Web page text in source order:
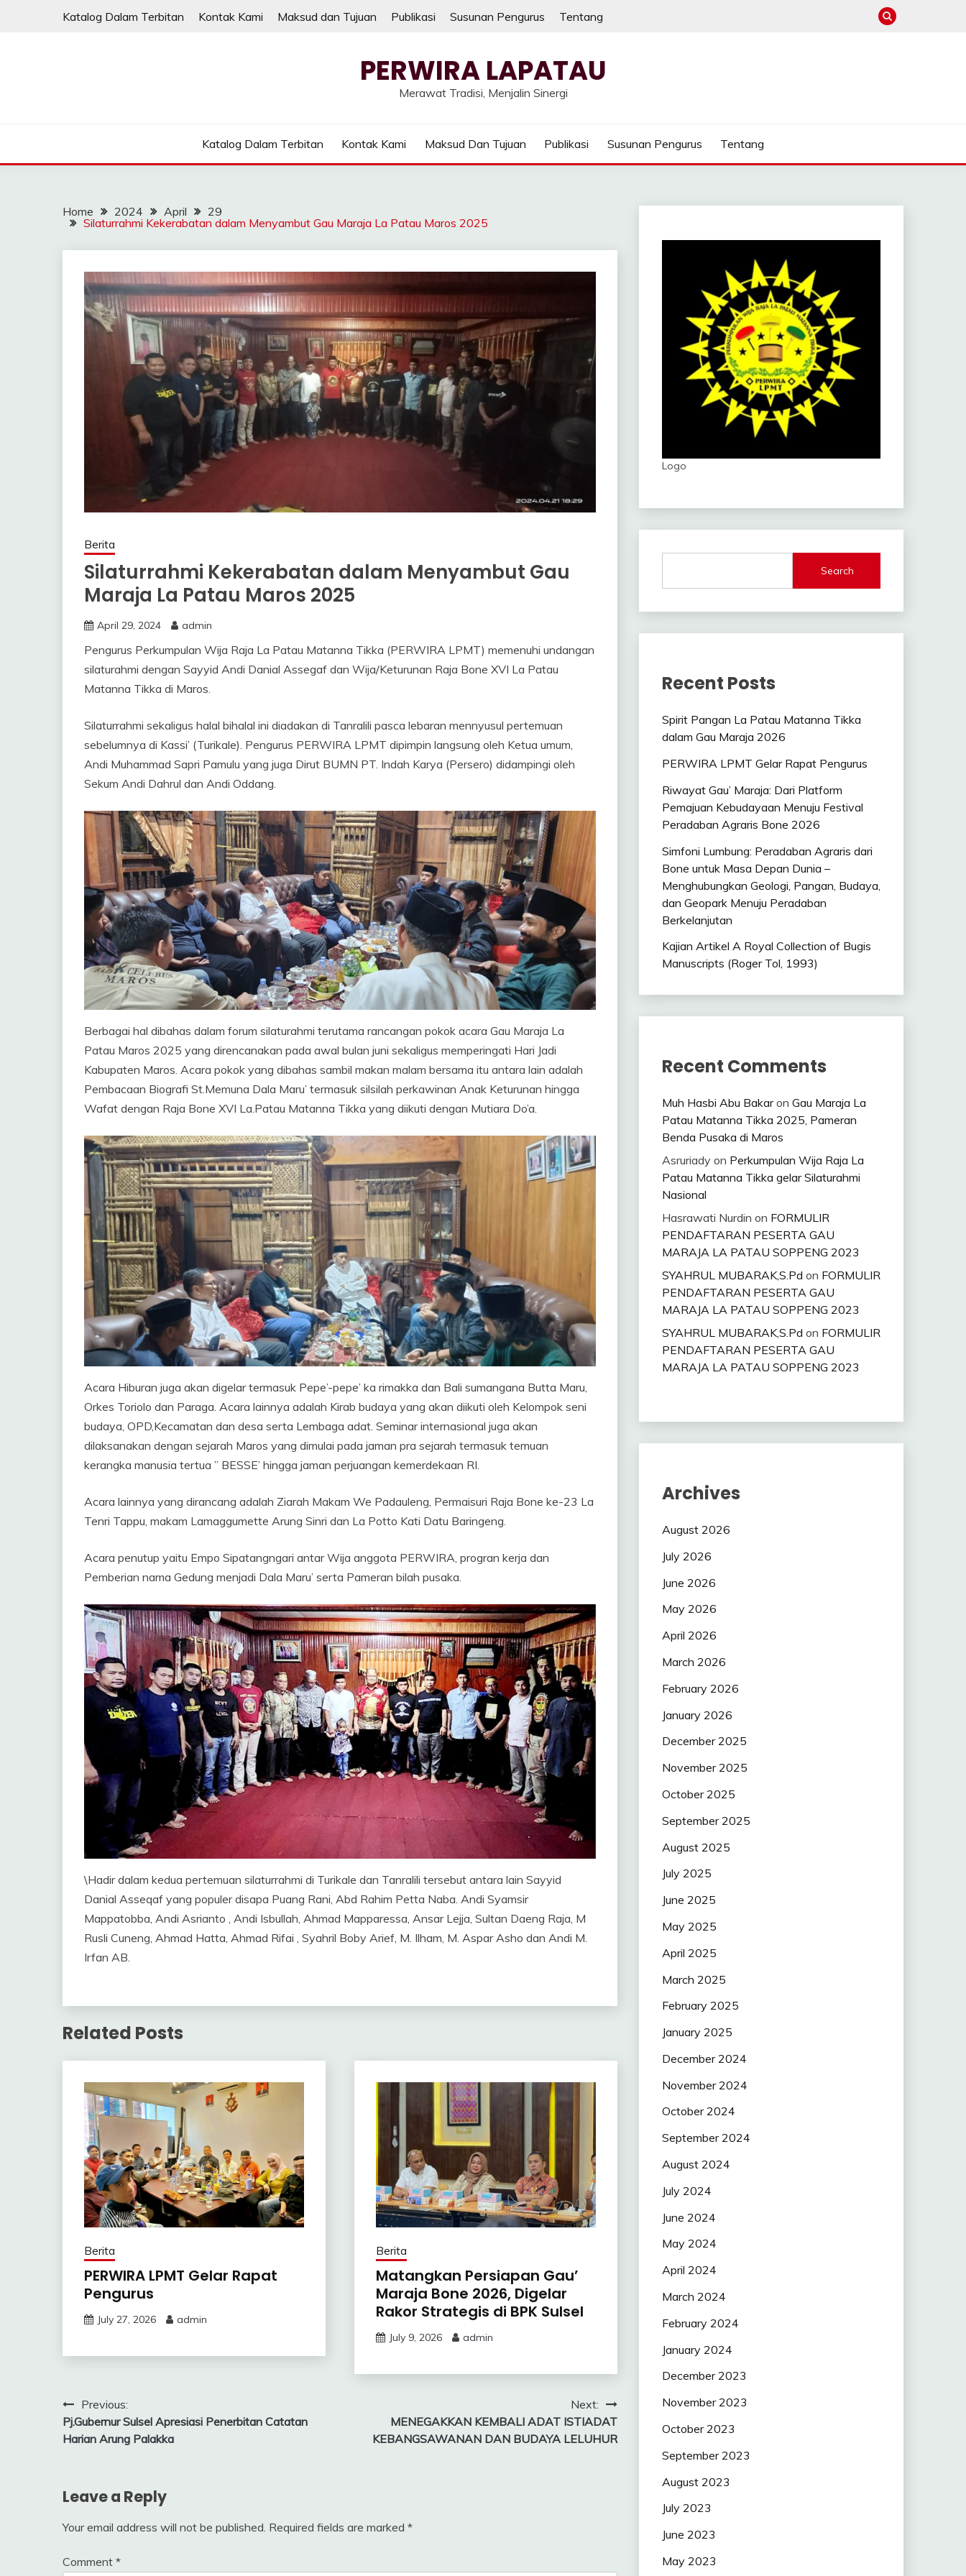
Katalog Dalam Terbitan Kontak Kami Maksud dan Tujuan Publikasi Susunan Pengurus Tentang
PERWIRA LAPATAU
Merawat Tradisi, Menjalin Sinergi
Katalog Dalam Terbitan Kontak Kami Maksud Dan Tujuan Publikasi Susunan Pengurus Tentang
Home 2024 April
29
Silaturrahmi Kekerabatan dalam Menyambut Gau Maraja La Patau Maros 2025
Berita
Silaturrahmi Kekerabatan dalam Menyambut Gau
Maraja La Patau Maros 2025
April 29, 2024 admin
Pengurus Perkumpulan Wija Raja La Patau Matanna Tikka (PERWIRA LPMT) memenuhi undangan
silaturahmi dengan Sayyid Andi Danial Assegaf dan Wija/Keturunan Raja Bone XVI La Patau
Matanna Tikka di Maros.
Silaturrahmi sekaligus halal bihalal ini diadakan di Tanralili pasca lebaran mennyusul pertemuan
sebelumnya di Kassi’ (Turikale). Pengurus PERWIRA LPMT dipimpin langsung oleh Ketua umum,
Andi Muhammad Sapri Pamulu yang juga Dirut BUMN PT. Indah Karya (Persero) didampingi oleh
Sekum Andi Dahrul dan Andi Oddang.
Berbagai hal dibahas dalam forum silaturahmi terutama rancangan pokok acara Gau Maraja La
Patau Maros 2025 yang direncanakan pada awal bulan juni sekaligus memperingati Hari Jadi
Kabupaten Maros. Acara pokok yang dibahas sambil makan malam bersama itu antara lain adalah
Pembacaan Biografi St.Memuna Dala Maru’ termasuk silsilah perkawinan Anak Keturunan hingga
Wafat dengan Raja Bone XVI La.Patau Matanna Tikka yang diikuti dengan Mutiara Do’a.
Acara Hiburan juga akan digelar termasuk Pepe’-pepe’ ka rimakka dan Bali sumangana Butta Maru,
Orkes Toriolo dan Paraga. Acara lainnya adalah Kirab budaya yang akan diikuti oleh Kelompok seni
budaya, OPD,Kecamatan dan desa serta Lembaga adat. Seminar internasional juga akan
dilaksanakan dengan sejarah Maros yang dimulai pada jaman pra sejarah termasuk temuan
kerangka manusia tertua ” BESSE’ hingga jaman perjuangan kemerdekaan RI.
Acara lainnya yang dirancang adalah Ziarah Makam We Padauleng, Permaisuri Raja Bone ke-23 La
Tenri Tappu, makam Lamaggumette Arung Sinri dan La Potto Kati Datu Baringeng.
Acara penutup yaitu Empo Sipatangngari antar Wija anggota PERWIRA, progran kerja dan
Pemberian nama Gedung menjadi Dala Maru’ serta Pameran bilah pusaka.
\Hadir dalam kedua pertemuan silaturrahmi di Turikale dan Tanralili tersebut antara lain Sayyid
Danial Asseqaf yang populer disapa Puang Rani, Abd Rahim Petta Naba. Andi Syamsir
Mappatobba, Andi Asrianto , Andi Isbullah, Ahmad Mapparessa, Ansar Lejja, Sultan Daeng Raja, M
Rusli Cuneng, Ahmad Hatta, Ahmad Rifai , Syahril Boby Arief, M. Ilham, M. Aspar Asho dan Andi M.
Irfan AB.
Related Posts
Berita
PERWIRA LPMT Gelar Rapat
Pengurus
July 27, 2026 admin
Berita
Matangkan Persiapan Gau’
Maraja Bone 2026, Digelar
Rakor Strategis di BPK Sulsel
July 9, 2026 admin
Post
navigation
Previous:
Pj.Gubernur Sulsel Apresiasi Penerbitan Catatan
Harian Arung Palakka
Next:
MENEGAKKAN KEMBALI ADAT ISTIADAT
KEBANGSAWANAN DAN BUDAYA LELUHUR
Leave a Reply
Your email address will not be published. Required fields are marked *
Comment *
Logo
Search
Recent Posts
Spirit Pangan La Patau Matanna Tikka
dalam Gau Maraja 2026
PERWIRA LPMT Gelar Rapat Pengurus
Riwayat Gau’ Maraja: Dari Platform
Pemajuan Kebudayaan Menuju Festival
Peradaban Agraris Bone 2026
Simfoni Lumbung: Peradaban Agraris dari
Bone untuk Masa Depan Dunia –
Menghubungkan Geologi, Pangan, Budaya,
dan Geopark Menuju Peradaban
Berkelanjutan
Kajian Artikel A Royal Collection of Bugis
Manuscripts (Roger Tol, 1993)
Recent Comments
Muh Hasbi Abu Bakaron Gau Maraja La
Patau Matanna Tikka 2025, Pameran
Benda Pusaka di Maros
Asruriady on Perkumpulan Wija Raja La
Patau Matanna Tikka gelar Silaturahmi
Nasional
Hasrawati Nurdin on FORMULIR
PENDAFTARAN PESERTA GAU
MARAJA LA PATAU SOPPENG 2023
SYAHRUL MUBARAK,S.Pd on FORMULIR
PENDAFTARAN PESERTA GAU
MARAJA LA PATAU SOPPENG 2023
SYAHRUL MUBARAK,S.Pd on FORMULIR
PENDAFTARAN PESERTA GAU
MARAJA LA PATAU SOPPENG 2023
Archives
August 2026
July 2026
June 2026
May 2026
April 2026
March 2026
February 2026
January 2026
December 2025
November 2025
October 2025
September 2025
August 2025
July 2025
June 2025
May 2025
April 2025
March 2025
February 2025
January 2025
December 2024
November 2024
October 2024
September 2024
August 2024
July 2024
June 2024
May 2024
April 2024
March 2024
February 2024
January 2024
December 2023
November 2023
October 2023
September 2023
August 2023
July 2023
June 2023
May 2023